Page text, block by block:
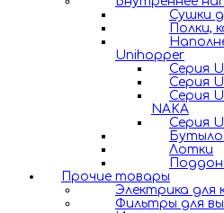
Сушки
Полки,
Unihopper
Серия
Серия
Серия
NAKA
Серия
Лотки
Прочие товары
Электрика для
Фильтры для